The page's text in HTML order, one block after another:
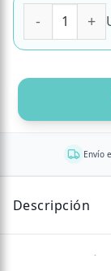
Envío
Descripción
Sin descripción